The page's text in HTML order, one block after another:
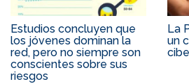
Estudios concluyen que
los jóvenes dominan la
red, pero no siempre son
conscientes sobre sus
riesgos
La
un